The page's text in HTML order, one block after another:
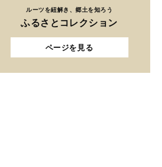
ルーツを紐解き、郷土を知ろう
ふるさとコレクション
ページを見る